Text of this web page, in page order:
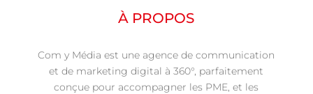
À PROPOS
Com y Média est une agence de communication
et de marketing digital à 360°, parfaitement
conçue pour accompagner les PME, et les